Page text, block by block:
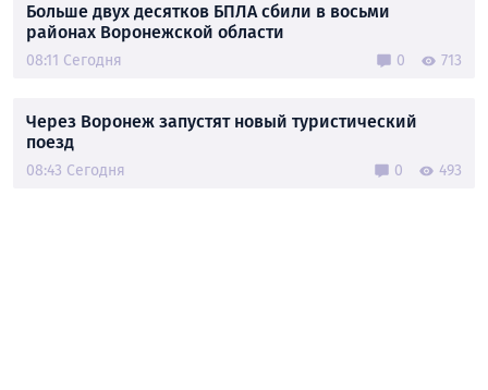
Больше двух десятков БПЛА сбили в восьми
районах Воронежской области
08:11 Сегодня 0 713
Через Воронеж запустят новый туристический
поезд
08:43 Сегодня 0 493